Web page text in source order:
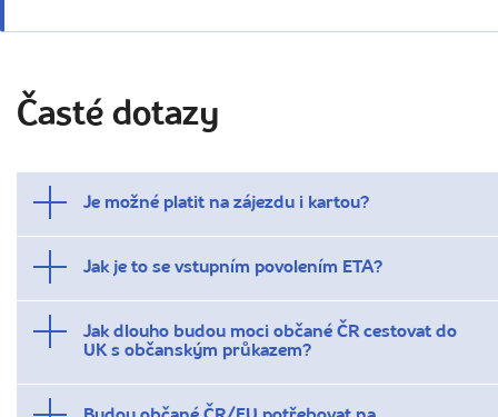
Časté dotazy
Je možné platit na zájezdu i kartou?
Jak je to se vstupním povolením ETA?
Jak dlouho budou moci občané ČR cestovat do
UK s občanským průkazem?